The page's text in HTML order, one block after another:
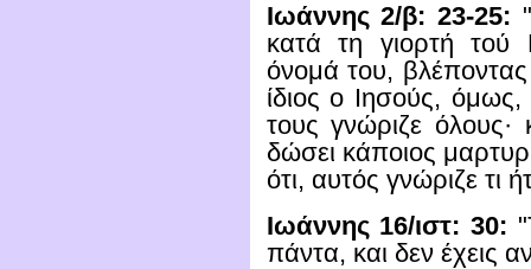
Ιωάννης 2/β: 23-25:
κατά τη γιορτή
όνομά του,
ίδιος ο Ιησούς,
τους γνώριζε όλους·
δώσει κάποιος
ότι, αυτός γνώριζε
Ιωάννης 16/ιστ: 30:
πάντα, και δεν έχεις